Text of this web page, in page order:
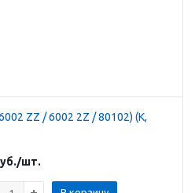
ZZ / 6002 2Z / 80102) (К,
/шт.